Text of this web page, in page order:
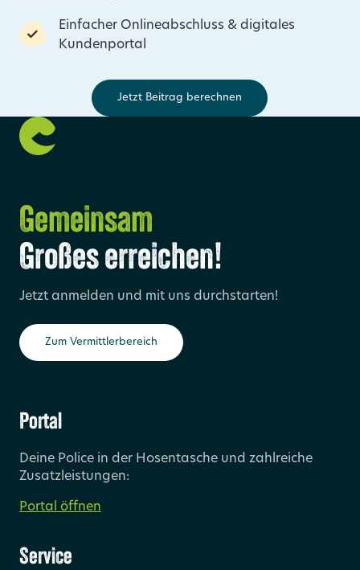
Einfacher Onlineabschluss & digitales
Kundenportal
Jetzt Beitrag berechnen
Portal
Deine Police in der Hosentasche und zahlreiche
Zusatzleistungen:
Portal öffnen
Service
Gemeinsam
Großes erreichen!
Jetzt anmelden und mit uns durchstarten!
Zum Vermittlerbereich